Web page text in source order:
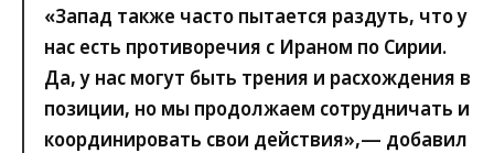
«Запад также часто пытается раздуть, что у
нас есть противоречия с Ираном по Сирии.
Да, у нас могут быть трения и расхождения в
позиции, но мы продолжаем сотрудничать и
координировать свои действия»,— добавил